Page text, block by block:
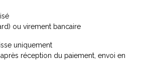
ou virement bancaire
uniquement
réception du paiement, envoi en